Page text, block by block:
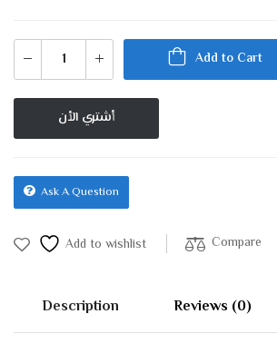
Add to Cart
أشتري الأن
Ask A Question
Add to wishlist Compare
Description Reviews (0)